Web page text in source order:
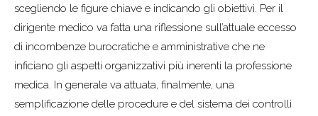
scegliendo le figure chiave e indicando gli obiettivi. Per il
dirigente medico va fatta una riflessione sull’attuale eccesso
di incombenze burocratiche e amministrative che ne
inficiano gli aspetti organizzativi più inerenti la professione
medica. In generale va attuata, finalmente, una
semplificazione delle procedure e del sistema dei controlli